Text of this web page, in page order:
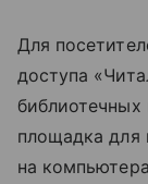
Для
доступа
площадка для
на